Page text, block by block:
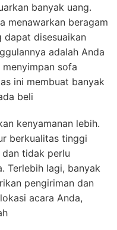
banyak uang.
menawarkan beragam
dapat disesuaikan
adalah Anda
sofa
ini membuat banyak
beli
kenyamanan lebih.
berkualitas tinggi
tidak perlu
Terlebih lagi, banyak
pengiriman dan
acara Anda,